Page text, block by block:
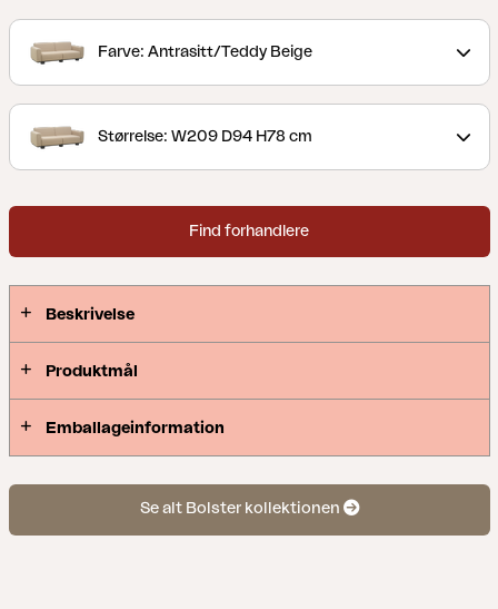
stof gør sofaen vejrbestandig. Hynderne fås i
af en eksklusiv udendørs lounge. Hynderne er
nemme at fjerne og opbevare. Bolster udvisker
indendørs sofa, der er skabt til livet
Farve: Antrasitt/Teddy Beige
Størrelse: W209 D94 H78 cm
Find forhandlere
Beskrivelse
Produktmål
Emballageinformation
Se alt Bolster kollektionen